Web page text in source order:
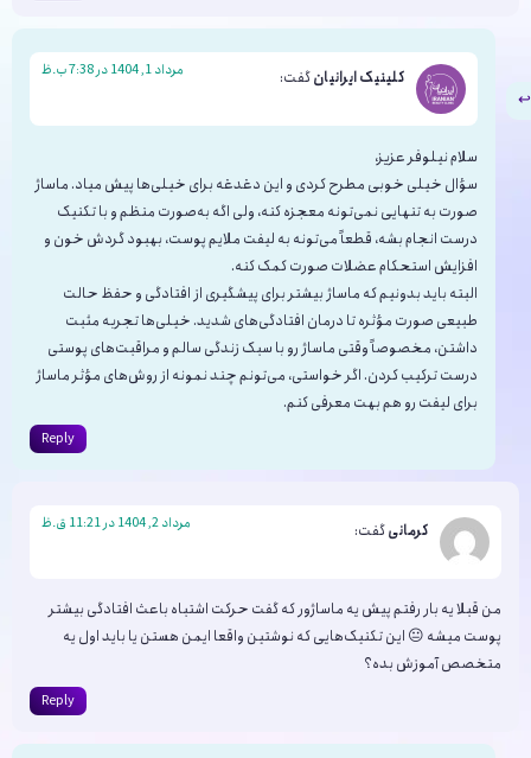
کلینیک ایرانیانگفت: مرداد 1, 1404 در 7:38 ب.ظ
سلام نیلوفر عزیز،
سؤال خیلی خوبی مطرح کردی و این دغدغه برای خیلی‌ها پیش میاد. ماساژ
صورت به تنهایی نمی‌تونه معجزه کنه، ولی اگه به‌صورت منظم و با تکنیک
درست انجام بشه، قطعاً می‌تونه به لیفت ملایم پوست، بهبود گردش خون و
افزایش استحکام عضلات صورت کمک کنه.
البته باید بدونیم که ماساژ بیشتر برای پیشگیری از افتادگی و حفظ حالت
طبیعی صورت مؤثره تا درمان افتادگی‌های شدید. خیلی‌ها تجربه مثبت
داشتن، مخصوصاً وقتی ماساژ رو با سبک زندگی سالم و مراقبت‌های پوستی
درست ترکیب کردن. اگر خواستی، می‌تونم چند نمونه از روش‌های مؤثر ماساژ
برای لیفت رو هم بهت معرفی کنم.
Reply
کرمانیگفت: مرداد 2, 1404 در 11:21 ق.ظ
من قبلا یه بار رفتم پیش یه ماساژور که گفت حرکت اشتباه باعث افتادگی بیشتر
پوست میشه 😐 این تکنیک‌هایی که نوشتین واقعا ایمن هستن یا باید اول یه
متخصص آموزش بده؟
Reply